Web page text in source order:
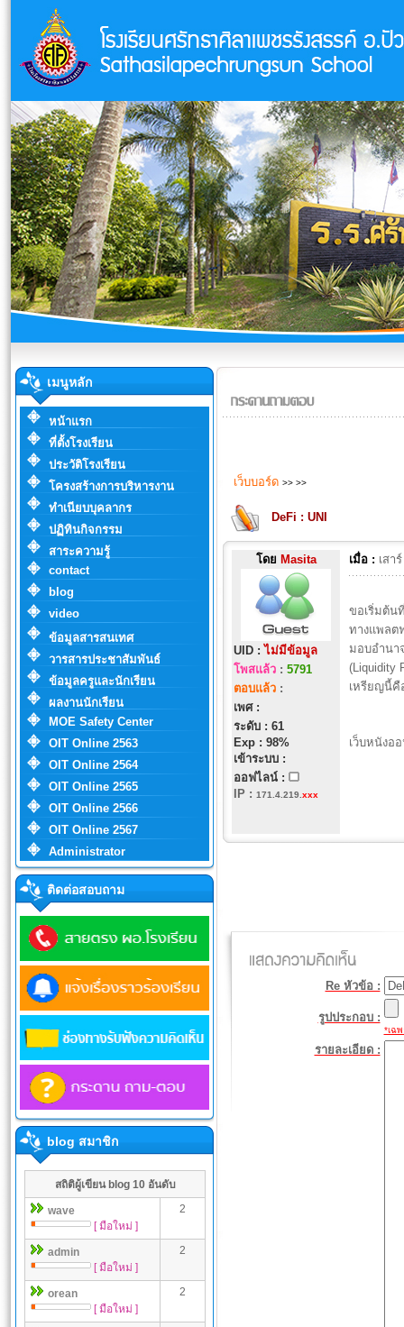
เมนูหลัก
หน้าแรก
ที่ตั้งโรงเรียน
ประวัติโรงเรียน
โครงสร้างการบริหารงาน
ทำเนียบบุคลากร
ปฏิทินกิจกรรม
สาระความรู้
contact
blog
video
ข้อมูลสารสนเทศ
วารสารประชาสัมพันธ์
ข้อมูลครูและนักเรียน
ผลงานนักเรียน
MOE Safety Center
OIT Online 2563
OIT Online 2564
OIT Online 2565
OIT Online 2566
OIT Online 2567
Administrator
ติดต่อสอบถาม
blog สมาชิก
สถิติผู้เขียน blog 10 อันดับ
wave
[ มือใหม่ ]
2
admin
[ มือใหม่ ]
2
orean
[ มือใหม่ ]
2
เว็บบอร์ด >> >>
DeFi : UNI
โดย Masita
UID :ไม่มีข้อมูล
โพสแล้ว: 5791
ตอบแล้ว:
เพศ :
ระดับ : 61
Exp : 98%
เข้าระบบ :
ออฟไลน์ :
IP : 171.4.219. xxx
เมื่อ : เสา
ขอเริ่มต้น
ทางแพลต
มอบอำนา
(Liquidity
เหรียญนี้คื
เว็บหนังอ
Re หัวข้อ :
รูปประกอบ :
*เฉ
รายละเอียด :